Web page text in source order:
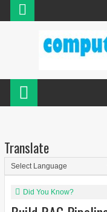
Translate
Did You Know?